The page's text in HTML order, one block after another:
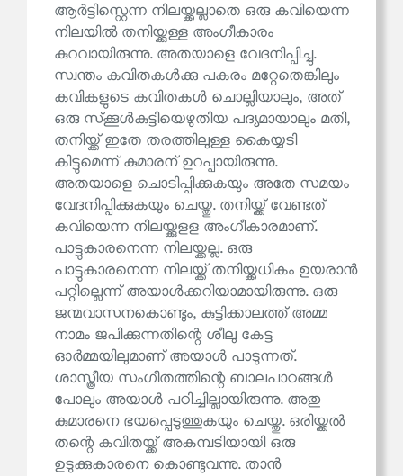
ആർട്ടിസ്റ്റെന്ന നിലയ്ക്കല്ലാതെ ഒരു കവിയെന്ന
നിലയിൽ തനിയ്ക്കുള്ള അംഗീകാരം
കുറവായിരുന്നു. അതയാളെ വേദനിപ്പിച്ചു.
സ്വന്തം കവിതകൾക്കു പകരം മറ്റേതെങ്കിലും
കവികളുടെ കവിതകൾ ചൊല്ലിയാലും, അത്
ഒരു സ്‌ക്കൂൾകുട്ടിയെഴുതിയ പദ്യമായാലും മതി,
തനിയ്ക്ക് ഇതേ തരത്തിലുള്ള കൈയ്യടി
കിട്ടുമെന്ന് കുമാരന് ഉറപ്പായിരുന്നു.
അതയാളെ ചൊടിപ്പിക്കുകയും അതേ സമയം
വേദനിപ്പിക്കുകയും ചെയ്തു. തനിയ്ക്ക് വേണ്ടത്
കവിയെന്ന നിലയ്ക്കുളള അംഗീകാരമാണ്.
പാട്ടുകാരനെന്ന നിലയ്ക്കല്ല. ഒരു
പാട്ടുകാരനെന്ന നിലയ്ക്ക് തനിയ്ക്കധികം ഉയരാൻ
പറ്റില്ലെന്ന് അയാൾക്കറിയാമായിരുന്നു. ഒരു
ജന്മവാസനകൊണ്ടും, കുട്ടിക്കാലത്ത് അമ്മ
നാമം ജപിക്കുന്നതിന്റെ ശീലു കേട്ട
ഓർമ്മയിലുമാണ് അയാൾ പാടുന്നത്.
ശാസ്ത്രീയ സംഗീതത്തിന്റെ ബാലപാഠങ്ങൾ
പോലും അയാൾ പഠിച്ചില്ലായിരുന്നു. അതു
കുമാരനെ ഭയപ്പെടുത്തുകയും ചെയ്തു. ഒരിയ്ക്കൽ
തന്റെ കവിതയ്ക്ക് അകമ്പടിയായി ഒരു
ഉടുക്കുകാരനെ കൊണ്ടുവന്നു. താൻ